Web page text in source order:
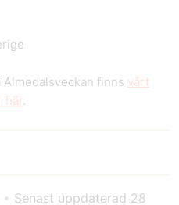
finns vårt
här.
• Senast uppdaterad 28